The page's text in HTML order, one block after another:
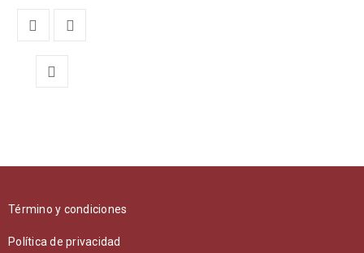
Término y condiciones
Política de privacidad